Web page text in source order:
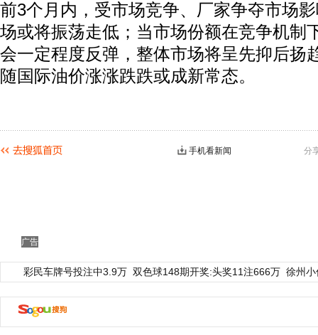
前3个月内，受市场竞争、厂家争夺市场
场或将振荡走低；当市场份额在竞争机制
会一定程度反弹，整体市场将呈先抑后扬
随国际油价涨涨跌跌或成新常态。
分
手机看新闻
广告
彩民车牌号投注中3.9万 双色球148期开奖:头奖11注666万 徐州